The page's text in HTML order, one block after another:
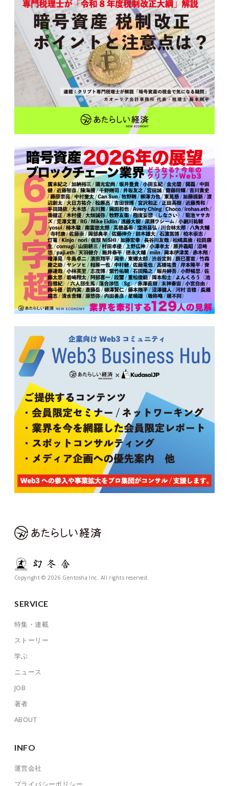
Copyright © 2026 Gentosha Inc. All rights reserved.
SERVICE
特集・連載
ストーリー
学ぶ
ニュース
JOB
著者
ABOUT
INFO
運営会社
プライバシーポリシー